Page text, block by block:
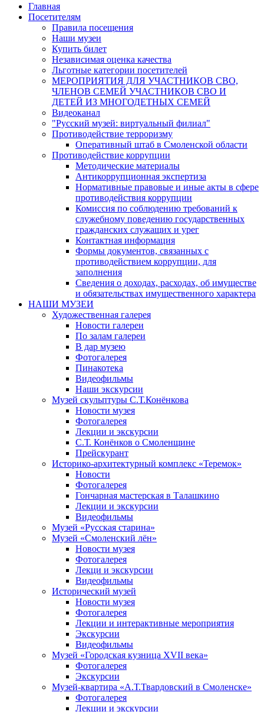
Главная
Посетителям
Правила посещения
Наши музеи
Купить билет
Независимая оценка качества
Льготные категории посетителей
МЕРОПРИЯТИЯ ДЛЯ УЧАСТНИКОВ СВО,
ЧЛЕНОВ СЕМЕЙ УЧАСТНИКОВ СВО И
ДЕТЕЙ ИЗ МНОГОДЕТНЫХ СЕМЕЙ
Видеоканал
"Русский музей: виртуальный филиал"
Противодействие терроризму
Оперативный штаб в Смоленской области
Противодействие коррупции
Методические материалы
Антикоррупционная экспертиза
Нормативные правовые и иные акты в сфере
противодействия коррупции
Комиссия по соблюдению требований к
служебному поведению государственных
гражданских служащих и урег
Контактная информация
Формы документов, связанных с
противодействием коррупции, для
заполнения
Сведения о доходах, расходах, об имуществе
и обязательствах имущественного характера
НАШИ МУЗЕИ
Художественная галерея
Новости галереи
По залам галереи
В дар музею
Фотогалерея
Пинакотека
Видеофильмы
Наши экскурсии
Музей скульптуры С.Т.Конёнкова
Новости музея
Фотогалерея
Лекции и экскурсии
С.Т. Конёнков о Смоленщине
Прейскурант
Историко-архитектурный комплекс «Теремок»
Новости
Фотогалерея
Гончарная мастерская в Талашкино
Лекции и экскурсии
Видеофильмы
Музей «Русская старина»
Музей «Смоленский лён»
Новости музея
Фотогалерея
Лекци и экскурсии
Видеофильмы
Исторический музей
Новости музея
Фотогалерея
Лекции и интерактивные мероприятия
Экскурсии
Видеофильмы
Музей «Городская кузница XVII века»
Фотогалерея
Экскурсии
Музей-квартира «А.Т.Твардовский в Смоленске»
Фотогалерея
Лекции и экскурсии